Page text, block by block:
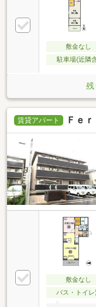
敷金なし
駐車場(近隣
残
賃貸アパート Ｆｅ
敷金なし
バス・トイレ